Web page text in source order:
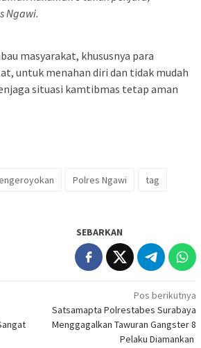
Ngawi.
masyarakat, khususnya para
untuk menahan diri dan tidak mudah
situasi kamtibmas tetap aman
Polres Ngawi
tag
SEBARKAN
Pos berikutnya
Satsamapta Polrestabes Surabaya
Menggagalkan Tawuran Gangster 8
Pelaku Diamankan